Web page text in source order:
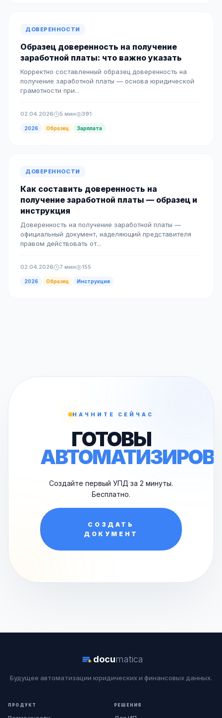
ДОВЕРЕННОСТИ
Образец доверенность на получение
заработной платы: что важно указать
Корректно составленный образец доверенность на
получение заработной платы — основа юридической
грамотности при...
02.04.2026 5 мин 391
2026 Образец Зарплата
ДОВЕРЕННОСТИ
Как составить доверенность на
получение заработной платы — образец и
инструкция
Доверенность на получение заработной платы —
официальный документ, наделяющий представителя
правом действовать от...
02.04.2026 7 мин 155
2026 Образец Инструкция
НАЧНИТЕ СЕЙЧАС
ГОТОВЫ
Создайте первый УПД за 2 минуты.
Бесплатно.
СОЗДАТЬ
ДОКУМЕНТ
documatica
Будущее автоматизации юридических и финансовых данных.
ПРОДУКТ РЕШЕНИЯ